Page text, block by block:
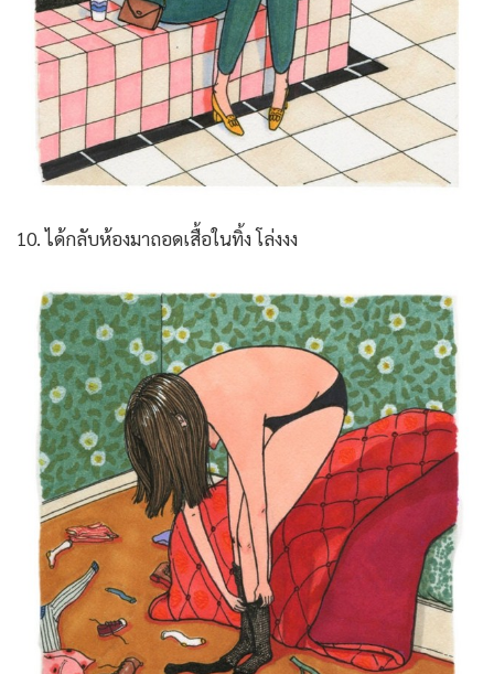
10. ได้กลับห้องมาถอดเสื้อในทิ้ง โล่งงง